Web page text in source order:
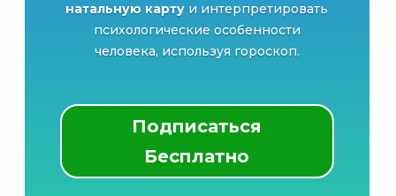
натальную карту и интерпретировать
психологические особенности
человека, используя гороскоп.
Подписаться
Бесплатно